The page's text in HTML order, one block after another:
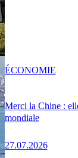
Merci la Chine :
mondiale
27.07.2026
ÉCONOMIE